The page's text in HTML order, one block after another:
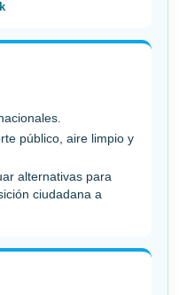
público, aire limpio y
alternativas para
ciudadana a